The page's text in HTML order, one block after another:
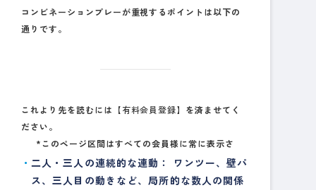
コンビネーションプレーが重視するポイントは以下の
通りです。
これより先を読むには 【有料会員登録】 を済ませてく
ださい。
*このページ区間はすべての会員様に常に表示さ
二人・三人の連続的な連動：
ワンツー、壁パ
ス、三人目の動きなど、局所的な数人の関係